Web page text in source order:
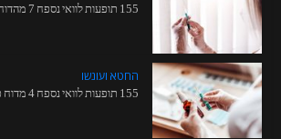
155 תופעות לוואי נספח 7 מהדוח הסודי של פייזר
החטא ועונשו
155 תופעות לוואי נספח 4 מדוח פייזר